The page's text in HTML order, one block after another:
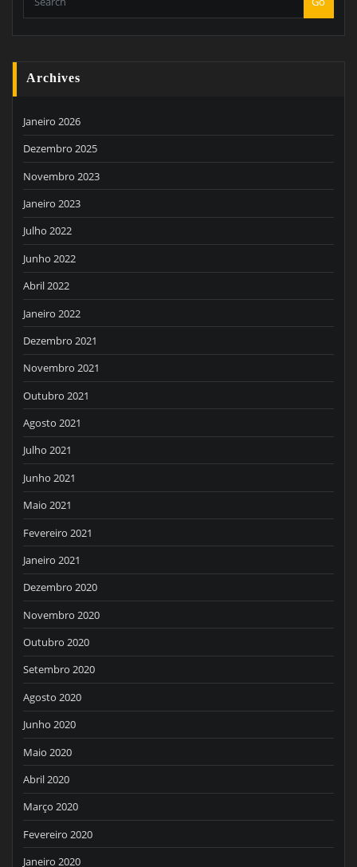
Archives
Janeiro 2026
Dezembro 2025
Novembro 2023
Janeiro 2023
Julho 2022
Junho 2022
Abril 2022
Janeiro 2022
Dezembro 2021
Novembro 2021
Outubro 2021
Agosto 2021
Julho 2021
Junho 2021
Maio 2021
Fevereiro 2021
Janeiro 2021
Dezembro 2020
Novembro 2020
Outubro 2020
Setembro 2020
Agosto 2020
Junho 2020
Maio 2020
Abril 2020
Março 2020
Fevereiro 2020
Janeiro 2020